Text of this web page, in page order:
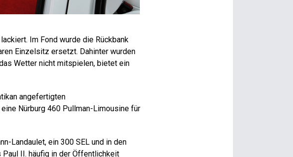
Im Fond wurde die Rückbank
Einzelsitz ersetzt. Dahinter wurden
Wetter nicht mitspielen, bietet ein
angefertigten
Nürburg 460 Pullman-Limousine für
Landaulet, ein 300 SEL und in den
II. häufig in der Öffentlichkeit